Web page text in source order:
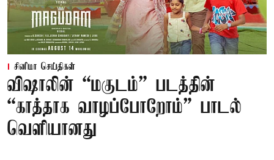
சினிமா செய்திகள்
விஷாலின் “மகுடம்” படத்தின்
“காத்தாக வாழப்போறோம்” பாடல்
வெளியானது